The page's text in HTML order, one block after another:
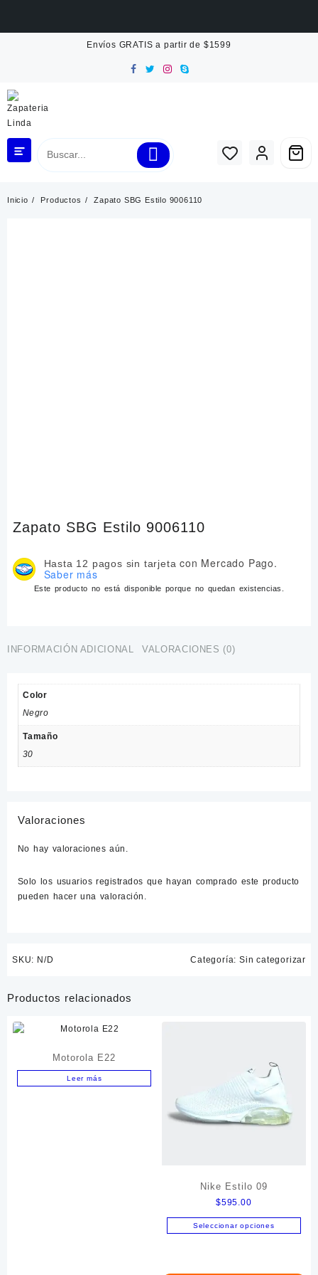
Envíos GRATIS a partir de $1599
Inicio Productos Zapato SBG Estilo 9006110
Zapato SBG Estilo 9006110
Hasta 12 pagos sin tarjeta con Mercado Pago.
Saber más
Este producto no está disponible porque no quedan existencias.
INFORMACIÓN ADICIONAL VALORACIONES (0)
Color
Negro
Tamaño
30
Valoraciones
No hay valoraciones aún.
Solo los usuarios registrados que hayan comprado este producto
pueden hacer una valoración.
SKU: N/D Categoría: Sin categorizar
Productos relacionados
Motorola E22
Leer más
Nike Estilo 09
$595.00
Seleccionar opciones
tiene